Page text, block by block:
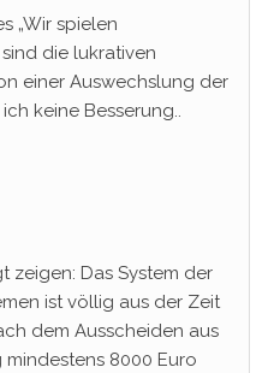
„Wir spielen
die lukrativen
einer Auswechslung der
keine Besserung..
zeigen: Das System der
ist völlig aus der Zeit
dem Ausscheiden aus
8000 Euro